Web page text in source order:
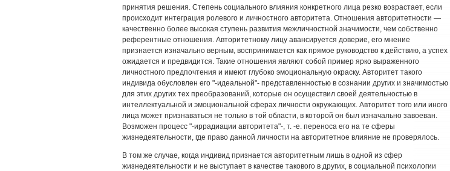
принятия решения. Степень социального влияния конкретного лица резко возрастает, если
происходит интеграция ролевого и личностного авторитета. Отношения авторитетности —
качественно более высокая ступень развития межличностной значимости, чем собственно
референтные отношения. Авторитетному лицу авансируется доверие, его мнение
признается изначально верным, воспринимается как прямое руководство к действию, а успех
ожидается и предвидится. Такие отношения являют собой пример ярко выраженного
личностного предпочтения и имеют глубоко эмоциональную окраску. Авторитет такого
индивида обусловлен его "-идеальной"- представленностью в сознании других и значимостью
для этих других тех преобразований, которые он осуществил своей деятельностью в
интеллектуальной и эмоциональной сферах личности окружающих. Авторитет того или иного
лица может признаваться не только в той области, в которой он был изначально завоеван.
Возможен процесс "-иррадиации авторитета"-, т. -е. переноса его на те сферы
жизнедеятельности, где право данной личности на авторитетное влияние не проверялось.
В том же случае, когда индивид признается авторитетным лишь в одной из сфер
жизнедеятельности и не выступает в качестве такового в других, в социальной психологии